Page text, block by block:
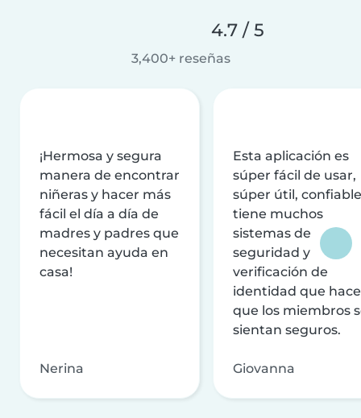
4.7 / 5
3,400+ reseñas
¡Hermosa y segura
manera de encontrar
niñeras y hacer más
fácil el día a día de
madres y padres que
necesitan ayuda en
casa!
Nerina
Esta aplicación es
súper fácil de usar,
súper útil,
tiene muchos
sistemas de
seguridad y
verificación de
identidad que
que los miembros
sientan seguros.
Giovanna